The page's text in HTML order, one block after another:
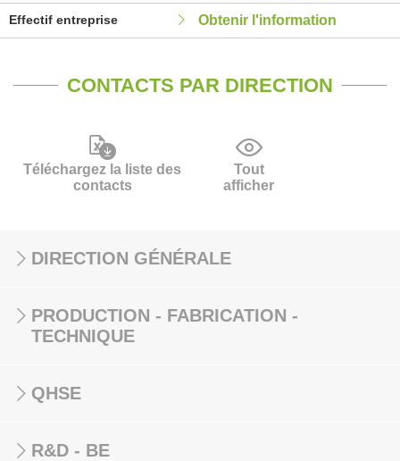
Effectif entreprise Obtenir l'information
CONTACTS PAR DIRECTION
Téléchargez la liste des
contacts
Tout
afficher
DIRECTION GÉNÉRALE
PRODUCTION - FABRICATION -
TECHNIQUE
QHSE
R&D - BE